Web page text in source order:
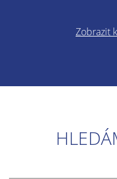
Zobrazit